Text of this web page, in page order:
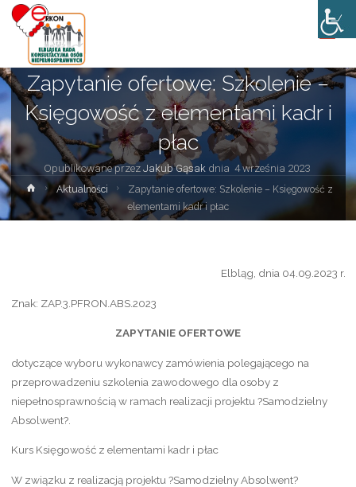
Zapytanie ofertowe: Szkolenie –
Księgowość z elementami kadr i
płac
Opublikowane przez Jakub Gąsak dnia 4 września 2023
Strona
główna
Aktualności
Zapytanie ofertowe: Szkolenie – Księgowość z
elementami kadr i płac
Elbląg, dnia 04.09.2023 r.
Znak: ZAP.3.PFRON.ABS.2023
ZAPYTANIE OFERTOWE
dotyczące wyboru wykonawcy zamówienia polegającego na
przeprowadzeniu szkolenia zawodowego dla osoby z
niepełnosprawnością w ramach realizacji projektu ?Samodzielny
Absolwent?.
Kurs Księgowość z elementami kadr i płac
W związku z realizacją projektu ?Samodzielny Absolwent?